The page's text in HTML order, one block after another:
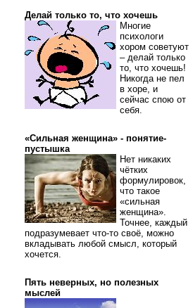
Делай только то, что хочешь
Многие
психологи
хором советуют
– делай только
то, что хочешь!
Никогда не пел
в хоре, и
сейчас спою от
себя.
«Сильная женщина» - понятие-
пустышка
Нет никаких
чётких
формулировок,
что такое
«сильная
женщина».
Точнее, каждый
подразумевает что-то своё, можно
вкладывать любой смысл, который
хочется.
Пять неверных, но полезных
мыслей